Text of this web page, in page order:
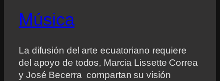
Música
La difusión del arte ecuatoriano requiere
del apoyo de todos, Marcia Lissette Correa
y José Becerra compartan su visión